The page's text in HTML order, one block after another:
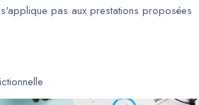
pas aux prestations proposées